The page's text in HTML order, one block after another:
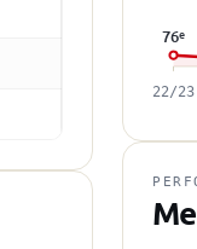
76e
22/23